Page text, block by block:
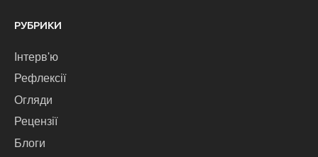
РУБРИКИ
Інтерв'ю
Рефлексії
Огляди
Рецензії
Блоги